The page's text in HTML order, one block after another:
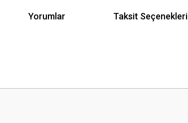
Yorumlar Taksit Seçenekleri